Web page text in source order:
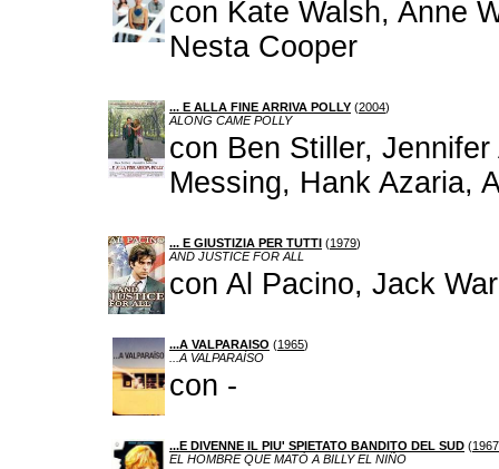
con Kate Walsh, Anne
Nesta Cooper
... E ALLA FINE ARRIVA POLLY (2004)
ALONG CAME POLLY
con Ben Stiller,
Messing, Hank Azaria,
... E GIUSTIZIA PER TUTTI (1979)
AND JUSTICE FOR ALL
con Al Pacino, Jack
...A VALPARAISO (1965)
...A VALPARAÍSO
con -
...E DIVENNE IL PIU' SPIETATO BANDITO DEL SUD (1967
EL HOMBRE QUE MATÓ A BILLY EL NIÑO